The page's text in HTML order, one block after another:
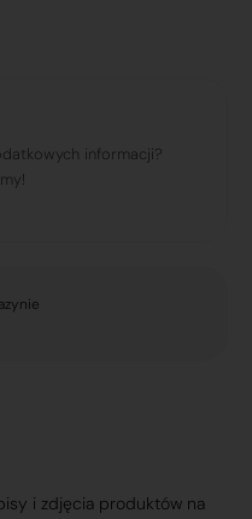
informacji?
i zdjęcia produktów na